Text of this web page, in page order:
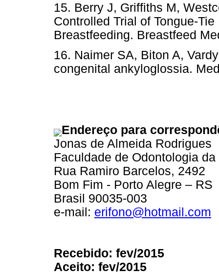
15. Berry J, Griffiths M,
Controlled Trial of Tongue-
Breastfeeding. Breastfeed
16. Naimer SA, Biton A,
congenital ankyloglossia.
Endereço para
Jonas de Almeida Rodrigues
Faculdade de Odontologia da
Rua Ramiro Barcelos, 2492
Bom Fim - Porto Alegre – RS
Brasil 90035-003
e-mail: erifono@hotmail.com
Recebido: fev/2015
Aceito: fev/2015